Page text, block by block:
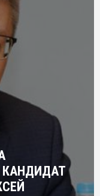
КАНДИДАТ